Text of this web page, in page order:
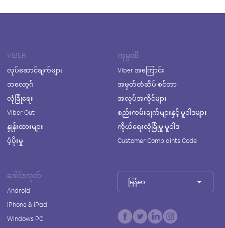
VIBER
လုပ်ဆောင်ချက်များ
ဘလော့ဂ်
လုံခြုံရေး
Viber Out
နှုန်းထားများ
ပံ့ပိုးမှု
ကုမ္ပဏီ
Viber အကြောင်း
အမှတ်တံဆိပ် စင်တာ
အလုပ်အကိုင်များ
စည်းကမ်းချက်များနှင့် မူဝါဒများ
ကိုယ်ရေးလုံခြုံမှု မူဝါဒ
Customer Complaints Code
ဒေါင်းလုတ်
Android
iPhone & iPad
Windows PC
မြန်မာ